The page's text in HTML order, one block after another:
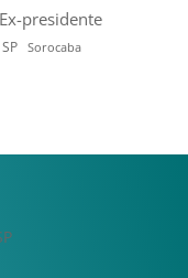
Ex-presidente
Sorocaba